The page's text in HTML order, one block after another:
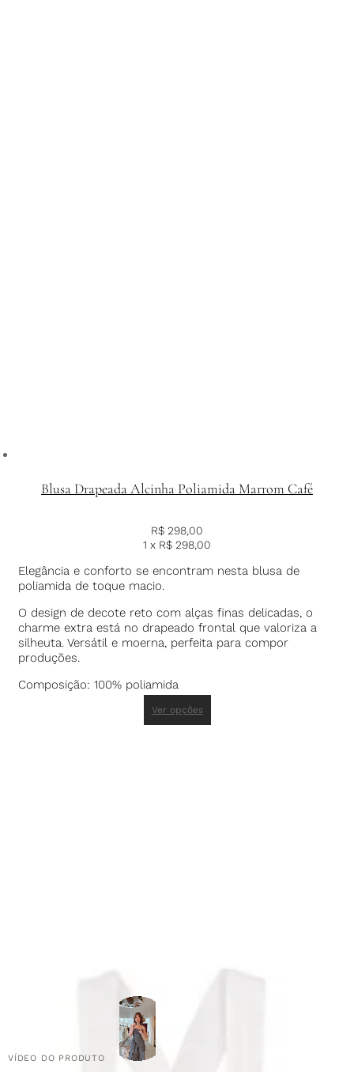
VÍDEO DO PRODUTO
Blusa Drapeada Alcinha Poliamida Marrom Café
R$ 298,00
1 x R$ 298,00
Elegância e conforto se encontram nesta blusa de
poliamida de toque macio.
O design de decote reto com alças finas delicadas, o
charme extra está no drapeado frontal que valoriza a
silheuta. Versátil e moerna, perfeita para compor
produções.
Composição: 100% poliamida
Ver opções